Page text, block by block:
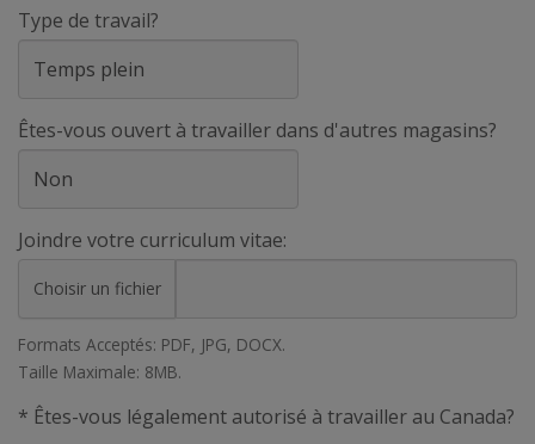
Type de travail?
Êtes-vous ouvert à travailler dans d'autres magasins?
Joindre votre curriculum vitae:
Choisir un fichier
Formats Acceptés: PDF, JPG, DOCX.
Taille Maximale: 8MB.
* Êtes-vous légalement autorisé à travailler au Canada?